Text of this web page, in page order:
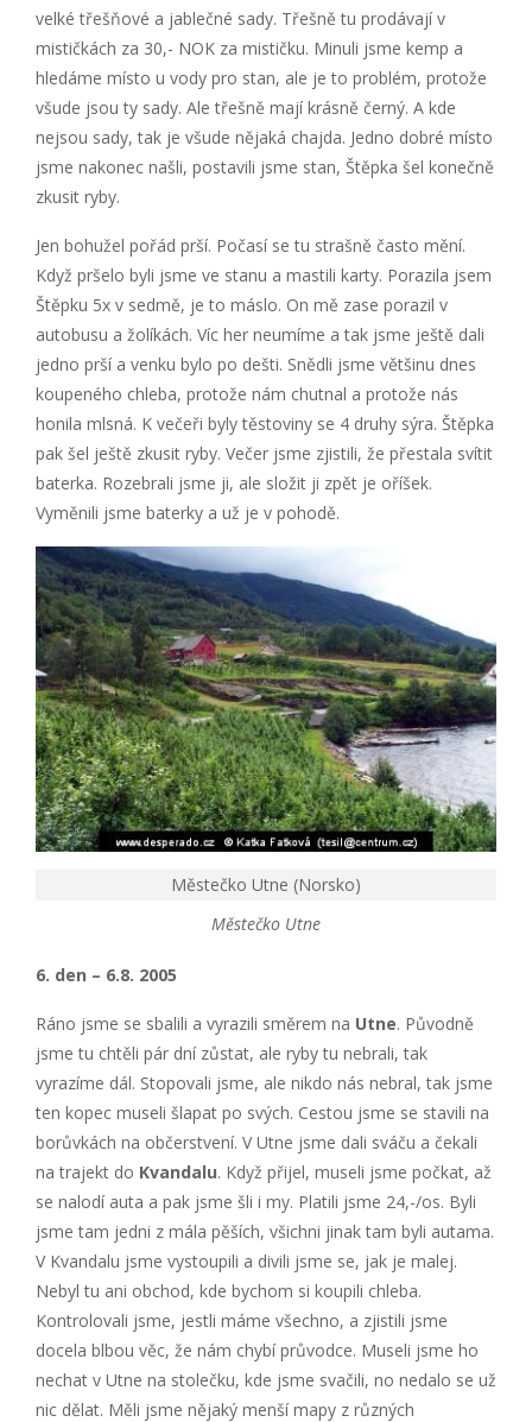
velké třešňové a jablečné sady. Třešně tu prodávají v
mističkách za 30,- NOK za mističku. Minuli jsme kemp a
hledáme místo u vody pro stan, ale je to problém, protože
všude jsou ty sady. Ale třešně mají krásně černý. A kde
nejsou sady, tak je všude nějaká chajda. Jedno dobré místo
jsme nakonec našli, postavili jsme stan, Štěpka šel konečně
zkusit ryby.
Jen bohužel pořád prší. Počasí se tu strašně často mění.
Když pršelo byli jsme ve stanu a mastili karty. Porazila jsem
Štěpku 5x v sedmě, je to máslo. On mě zase porazil v
autobusu a žolíkách. Víc her neumíme a tak jsme ještě dali
jedno prší a venku bylo po dešti. Snědli jsme většinu dnes
koupeného chleba, protože nám chutnal a protože nás
honila mlsná. K večeři byly těstoviny se 4 druhy sýra. Štěpka
pak šel ještě zkusit ryby. Večer jsme zjistili, že přestala svítit
baterka. Rozebrali jsme ji, ale složit ji zpět je oříšek.
Vyměnili jsme baterky a už je v pohodě.
Městečko Utne (Norsko)
Městečko Utne
6. den – 6.8. 2005
Ráno jsme se sbalili a vyrazili směrem na Utne. Původně
jsme tu chtěli pár dní zůstat, ale ryby tu nebrali, tak
vyrazíme dál. Stopovali jsme, ale nikdo nás nebral, tak jsme
ten kopec museli šlapat po svých. Cestou jsme se stavili na
borůvkách na občerstvení. V Utne jsme dali sváču a čekali
na trajekt do Kvandalu. Když přijel, museli jsme počkat, až
se nalodí auta a pak jsme šli i my. Platili jsme 24,-/os. Byli
jsme tam jedni z mála pěších, všichni jinak tam byli autama.
V Kvandalu jsme vystoupili a divili jsme se, jak je malej.
Nebyl tu ani obchod, kde bychom si koupili chleba.
Kontrolovali jsme, jestli máme všechno, a zjistili jsme
docela blbou věc, že nám chybí průvodce. Museli jsme ho
nechat v Utne na stolečku, kde jsme svačili, no nedalo se už
nic dělat. Měli jsme nějaký menší mapy z různých